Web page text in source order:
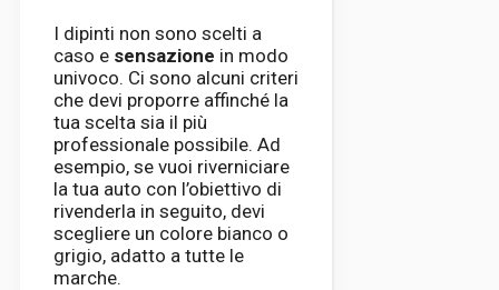
I dipinti non sono scelti a
caso e sensazione in modo
univoco. Ci sono alcuni criteri
che devi proporre affinché la
tua scelta sia il più
professionale possibile. Ad
esempio, se vuoi riverniciare
la tua auto con l’obiettivo di
rivenderla in seguito, devi
scegliere un colore bianco o
grigio, adatto a tutte le
marche.